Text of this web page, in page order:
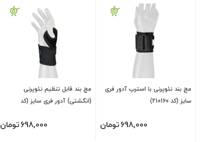
مچ بند نئوپرنی با استرپ آدور فری
سایز (کد 210160)
698,000تومان
مچ بند قابل تنظیم نئوپرنی
(انگشتی) آدور فری سایز (کد
698,000تومان